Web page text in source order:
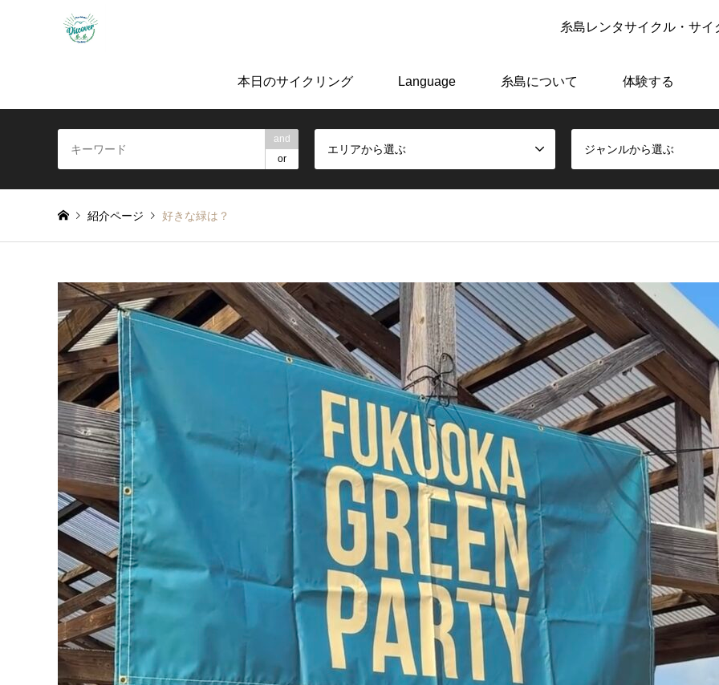
糸島レンタサイクル・サ
本日のサイクリング Language 糸島について 体験する
and
or
エリアから選ぶ ジャンルから選ぶ
紹介ページ 好きな緑は？